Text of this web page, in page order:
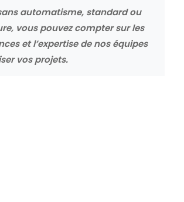
automatisme, standard ou
vous pouvez compter sur les
et l’expertise de nos équipes
vos projets.